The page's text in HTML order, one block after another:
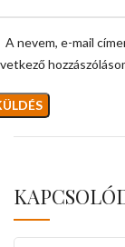
A nevem, e-mail